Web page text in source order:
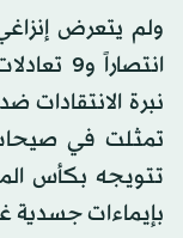
نبرة الانتقادات
تمثلت في
تتويجه بكأس
بإيماءات جسدية